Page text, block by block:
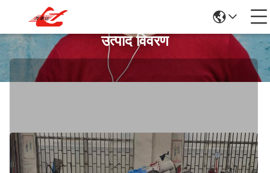
उत्पाद विवरण